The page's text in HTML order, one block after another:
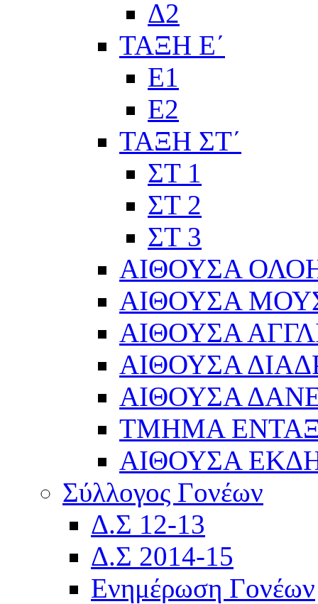
Δ2
ΤΑΞΗ Ε΄
Ε1
Ε2
ΤΑΞΗ ΣΤ΄
ΣΤ 1
ΣΤ 2
ΣΤ 3
ΑΙΘΟΥΣΑ
ΑΙΘΟΥΣΑ
ΑΙΘΟΥΣΑ
ΑΙΘΟΥΣΑ
ΑΙΘΟΥΣΑ
ΤΜΗΜΑ
ΑΙΘΟΥΣΑ
Σύλλογος Γονέων
Δ.Σ 12-13
Δ.Σ 2014-15
Ενημέρωση Γονέων